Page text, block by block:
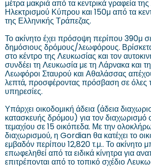
μέτρα μακριά από τα κεντρικά γραφεία
Ηλεκτρισμού Κύπρου και 150μ από τα
της Ελληνικής Τράπεζας.
Το ακίνητο έχει πρόσοψη περίπου 390μ
δημόσιους δρόμους/λεωφόρους.
στο κέντρο της Λευκωσίας και τον
συνδέει τη Λευκωσία με τη Λάρνακα και
Λεωφόροι Σταυρού και Αθαλάσσας
λεπτά, προσφέροντας πρόσβαση σε όλες
υπηρεσίες.
Υπάρχει οικοδομική άδεια (άδεια
κατασκευής δρόμου) για τον διαχωρισμό
τεμαχίου σε 15 οικόπεδα. Με την
διαχωρισμού, η Gordian θα κατέχει το
εμβαδόν περίπου 12,820 τ.μ.. Το ακίνητο
επωφεληθεί από τα ειδικά κίνητρα για
επιτρέπονται από το τοπικό σχέδιο